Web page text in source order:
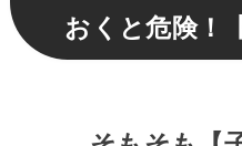
おくと危険！